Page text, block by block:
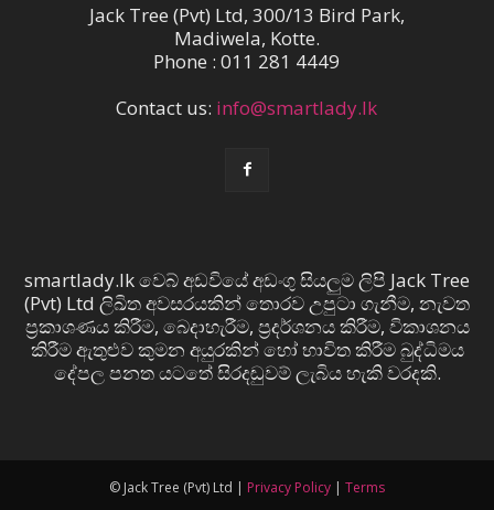
Jack Tree (Pvt) Ltd, 300/13 Bird Park,
Madiwela, Kotte.
Phone : 011 281 4449
Contact us: info@smartlady.lk
smartlady.lk වෙබ් අඩවියේ අඩංගු සියලුම ලිපි Jack Tree
(Pvt) Ltd ලිඛිත අවසරයකින් තොරව උපුටා ගැනීම, නැවත
ප්‍රකාශණය කිරීම, බෙදාහැරීම, ප්‍රදර්ශනය කිරීම, විකාශනය
කිරීම ඇතුළුව කුමන අයුරකින් හෝ භාවිත කිරීම බුද්ධිමය
දේපල පනත යටතේ සිරදඬුවම් ලැබිය හැකි වරදකි.
© Jack Tree (Pvt) Ltd | Privacy Policy | Terms